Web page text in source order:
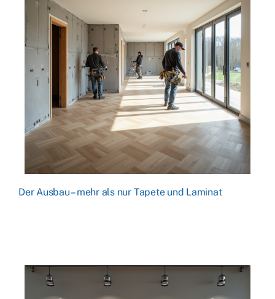
Der Ausbau – mehr als nur Tapete und Laminat